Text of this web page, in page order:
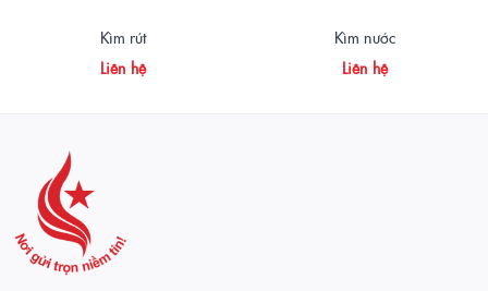
Kìm rút
Liên hệ
Kìm nước
Liên hệ